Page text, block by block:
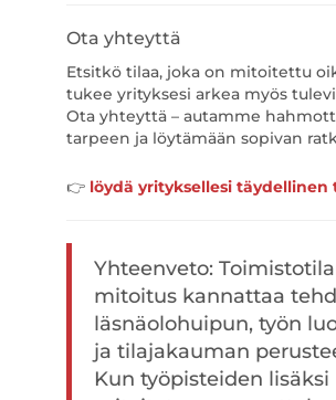
Ota yhteyttä
Etsitkö tilaa, joka on mitoitettu
tukee yrityksesi arkea myös
Ota yhteyttä – autamme
tarpeen ja löytämään sopivan
👉 löydä yrityksellesi täydellinen
Yhteenveto:
mitoitus kannattaa
läsnäolohuipun, työn
ja tilajakauman
Kun työpisteiden lisäksi